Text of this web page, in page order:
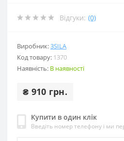
Відгуки: (0)
Виробник:3SILA
Код товару: 1370
Наявність: В наявності
₴ 910 грн.
Купити в один клік
Введіть номер телефону і ми